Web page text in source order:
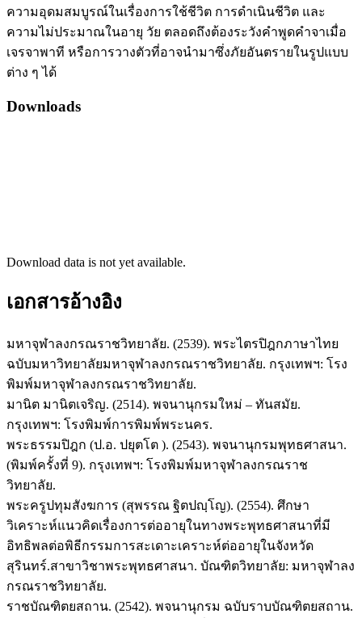
ความอุดมสมบูรณ์ในเรื่องการใช้ชีวิต การดำเนินชีวิต และ
ความไม่ประมาณในอายุ วัย ตลอดถึงต้องระวังคำพูดคำจาเมื่อ
เจรจาพาที หรือการวางตัวที่อาจนำมาซึ่งภัยอันตรายในรูปแบบ
ต่าง ๆ ได้
Downloads
Download data is not yet available.
เอกสารอ้างอิง
มหาจุฬาลงกรณราชวิทยาลัย. (2539). พระไตรปิฎกภาษาไทย
ฉบับมหาวิทยาลัยมหาจุฬาลงกรณราชวิทยาลัย. กรุงเทพฯ: โรง
พิมพ์มหาจุฬาลงกรณราชวิทยาลัย.
มานิต มานิตเจริญ. (2514). พจนานุกรมใหม่ – ทันสมัย.
กรุงเทพฯ: โรงพิมพ์การพิมพ์พระนคร.
พระธรรมปิฎก (ป.อ. ปยุตโต ). (2543). พจนานุกรมพุทธศาสนา.
(พิมพ์ครั้งที่ 9). กรุงเทพฯ: โรงพิมพ์มหาจุฬาลงกรณราช
วิทยาลัย.
พระครูปทุมสังฆการ (สุพรรณ ฐิตปญฺโญ). (2554). ศึกษา
วิเคราะห์แนวคิดเรื่องการต่ออายุในทางพระพุทธศาสนาที่มี
อิทธิพลต่อพิธีกรรมการสะเดาะเคราะห์ต่ออายุในจังหวัด
สุรินทร์.สาขาวิชาพระพุทธศาสนา. บัณฑิตวิทยาลัย: มหาจุฬาลง
กรณราชวิทยาลัย.
ราชบัณฑิตยสถาน. (2542). พจนานุกรม ฉบับราบบัณฑิตยสถาน.